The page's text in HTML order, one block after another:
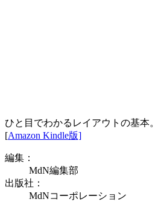
ひと目でわかるレイアウトの基本。
[Amazon Kindle版]
編集：
MdN編集部
出版社：
MdNコーポレーション